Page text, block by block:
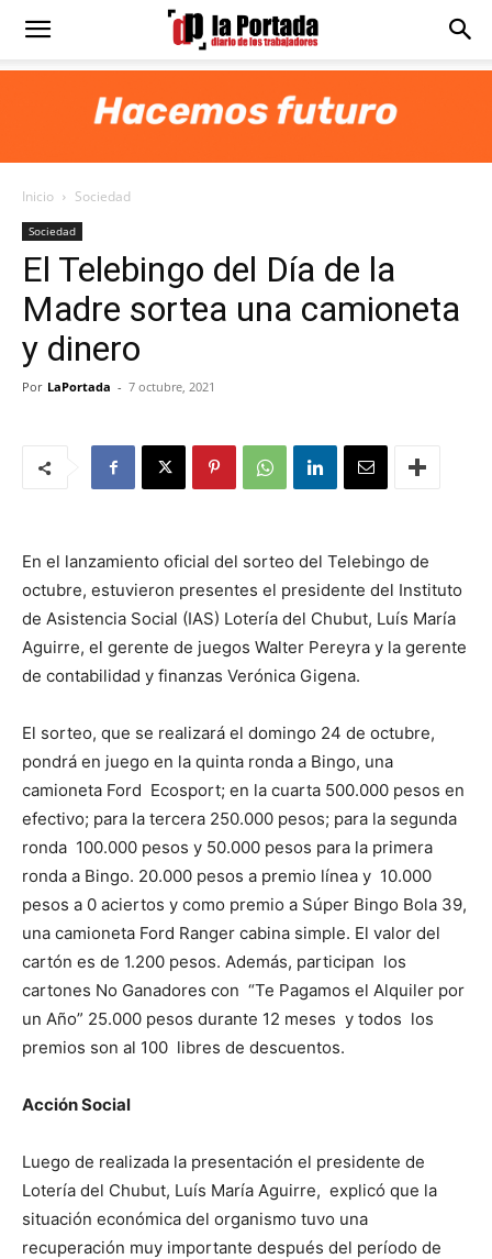
Diario
Portada
Inicio Sociedad
Sociedad
El Telebingo del Día de la
Madre sortea una camioneta
y dinero
Por LaPortada - 7 octubre, 2021
En el lanzamiento oficial del sorteo del Telebingo de
octubre, estuvieron presentes el presidente del Instituto
de Asistencia Social (IAS) Lotería del Chubut, Luís María
Aguirre, el gerente de juegos Walter Pereyra y la gerente
de contabilidad y finanzas Verónica Gigena.
El sorteo, que se realizará el domingo 24 de octubre,
pondrá en juego en la quinta ronda a Bingo, una
camioneta Ford Ecosport; en la cuarta 500.000 pesos en
efectivo; para la tercera 250.000 pesos; para la segunda
ronda 100.000 pesos y 50.000 pesos para la primera
ronda a Bingo. 20.000 pesos a premio línea y 10.000
pesos a 0 aciertos y como premio a Súper Bingo Bola 39,
una camioneta Ford Ranger cabina simple. El valor del
cartón es de 1.200 pesos. Además, participan los
cartones No Ganadores con “Te Pagamos el Alquiler por
un Año” 25.000 pesos durante 12 meses y todos los
premios son al 100 libres de descuentos.
Acción Social
Luego de realizada la presentación el presidente de
Lotería del Chubut, Luís María Aguirre, explicó que la
situación económica del organismo tuvo una
recuperación muy importante después del período de